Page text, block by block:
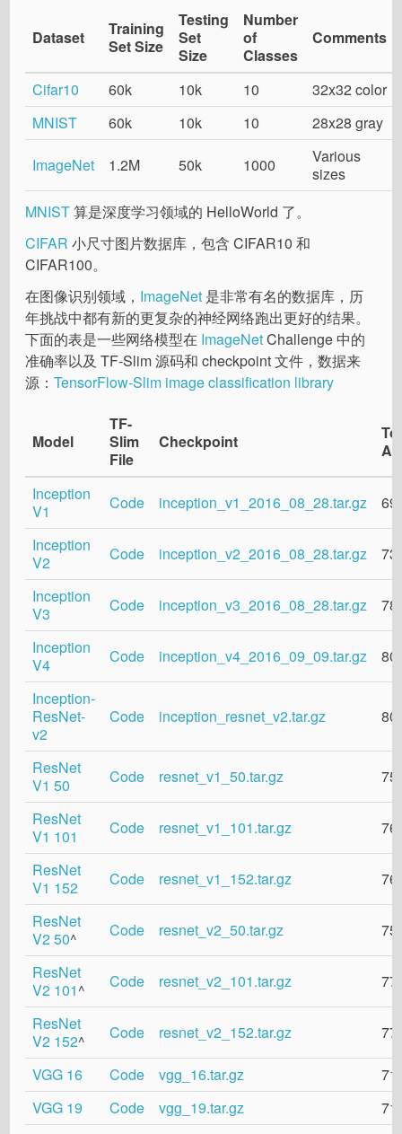
Dataset
Training
Set Size
Testing
Set
Size
Number
of
Classes
Comments
Cifar10 60k 10k 10
32x32 color
MNIST
60k 10k 10 28x28 gray
ImageNet 1.2M 50k 1000
Various
sizes
MNIST算是深度学习领域的 HelloWorld 了。
CIFAR 小尺寸图片数据库，包含 CIFAR10 和
CIFAR100。
在图像识别领域， ImageNet 是非常有名的数据库，历
年挑战中都有新的更复杂的神经网络跑出更好的结果。
下面的表是一些网络模型在 ImageNetChallenge 中的
准确率以及 TF-Slim 源码和 checkpoint 文件，数据来
源：TensorFlow-Slim image classification library
Model
TF-
Slim
File
Checkpoint
Inception
V1
Code inception_v1_2016_08_28.tar.gz
Inception
V2
Code inception_v2_2016_08_28.tar.gz
Inception
V3
Code inception_v3_2016_08_28.tar.gz
Inception
V4
Code inception_v4_2016_09_09.tar.gz
Inception-
ResNet-
v2
Code inception_resnet_v2.tar.gz
ResNet
V1 50
Code resnet_v1_50.tar.gz
ResNet
V1 101
Code resnet_v1_101.tar.gz
ResNet
V1 152
Code resnet_v1_152.tar.gz
ResNet
V2 50^ Code resnet_v2_50.tar.gz
ResNet
V2 101^ Code resnet_v2_101.tar.gz
ResNet
V2 152^ Code resnet_v2_152.tar.gz
VGG 16 Code vgg_16.tar.gz
VGG 19
Code vgg_19.tar.gz